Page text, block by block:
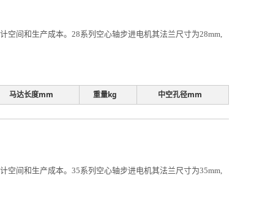
空间和生产成本。28系列空心轴步进电机其法兰尺寸为28mm,
马达长度mm 重量kg 中空孔径mm
空间和生产成本。35系列空心轴步进电机其法兰尺寸为35mm,